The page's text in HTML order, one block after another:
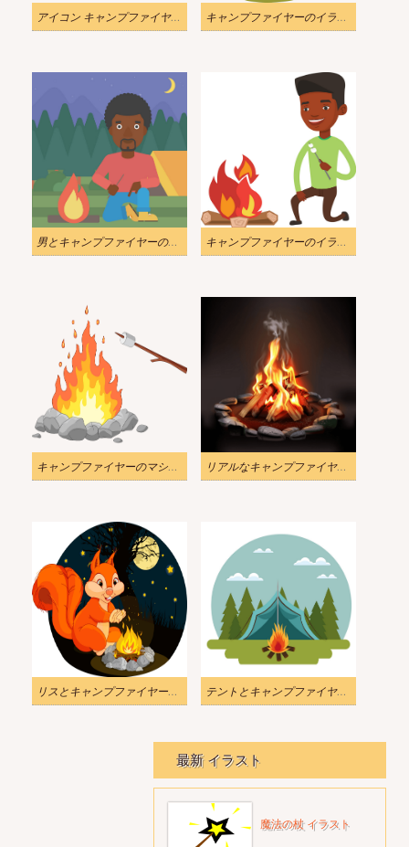
アイコン キャンプファイヤー イラスト透明 キャンプファイヤーのイラストを透明にする
男とキャンプファイヤーのイラスト キャンプファイヤーのイラストでマシュマロを焼く男性
キャンプファイヤーのマシュマロ ロースト イラスト透明 リアルなキャンプファイヤーのイラスト
リスとキャンプファイヤーのイラスト テントとキャンプファイヤーのイラスト
最新 イラスト
魔法の杖 イラスト